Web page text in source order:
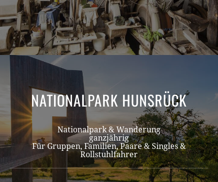
NATIONALPARK HUNSRÜCK
Nationalpark & Wanderung
ganzjährig
Für Gruppen, Familien, Paare & Singles &
Rollstuhlfahrer